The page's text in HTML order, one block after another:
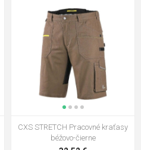
CXS STRETCH Pracovné kraťasy
béžovo-čierne